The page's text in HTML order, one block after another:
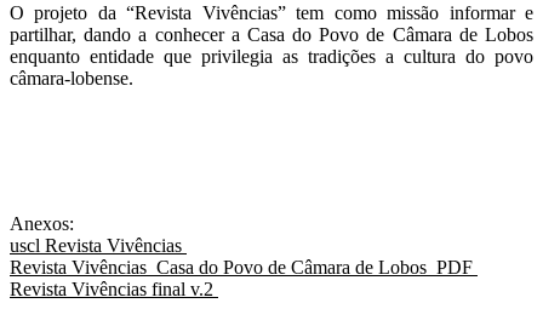
O projeto da “Revista Vivências” tem como missão informar e
partilhar, dando a conhecer a Casa do Povo de Câmara de Lobos
enquanto entidade que privilegia as tradições a cultura do povo
câmara-lobense.
Anexos:
uscl Revista Vivências
Revista Vivências_Casa do Povo de Câmara de Lobos_PDF
Revista Vivências final v.2